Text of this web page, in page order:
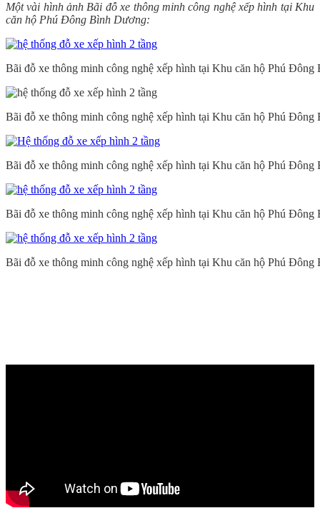
Một vài hình ảnh Bãi đỗ xe thông minh công nghệ xếp hình tại Khu
căn hộ Phú Đông Bình Dương:
Bãi đỗ xe thông minh công nghệ xếp hình tại Khu căn hộ Phú Đông
Bãi đỗ xe thông minh công nghệ xếp hình tại Khu căn hộ Phú Đông
Bãi đỗ xe thông minh công nghệ xếp hình tại Khu căn hộ Phú Đông
Bãi đỗ xe thông minh công nghệ xếp hình tại Khu căn hộ Phú Đông
Bãi đỗ xe thông minh công nghệ xếp hình tại Khu căn hộ Phú Đông